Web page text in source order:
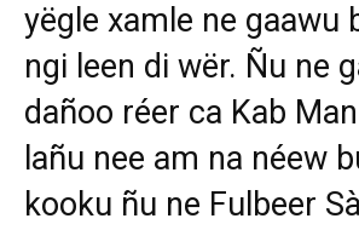
yëgle xamle ne gaawu
ngi leen di wër. Ñu ne
dañoo réer ca Kab
lañu nee am na néew
kooku ñu ne Fulbeer